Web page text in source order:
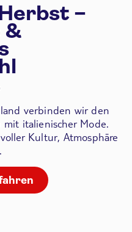
–
&
verbinden wir den
mit italienischer Mode.
Kultur, Atmosphäre